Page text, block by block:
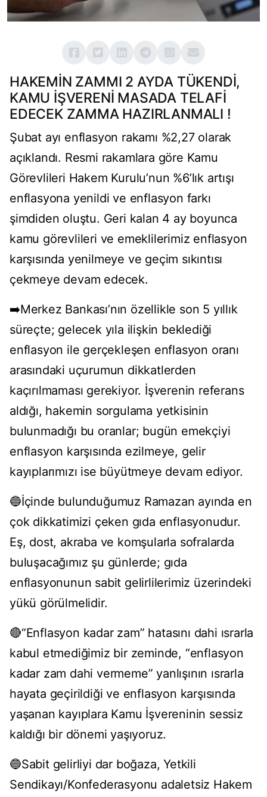
HAKEMİN ZAMMI 2 AYDA TÜKENDİ,
KAMU İŞVERENİ MASADA TELAFİ
EDECEK ZAMMA HAZIRLANMALI !
Şubat ayı enflasyon rakamı %2,27 olarak
açıklandı. Resmi rakamlara göre Kamu
Görevlileri Hakem Kurulu’nun %6’lık artışı
enflasyona yenildi ve enflasyon farkı
şimdiden oluştu. Geri kalan 4 ay boyunca
kamu görevlileri ve emeklilerimiz enflasyon
karşısında yenilmeye ve geçim sıkıntısı
çekmeye devam edecek.
➡️Merkez Bankası’nın özellikle son 5 yıllık
süreçte; gelecek yıla ilişkin beklediği
enflasyon ile gerçekleşen enflasyon oranı
arasındaki uçurumun dikkatlerden
kaçırılmaması gerekiyor. İşverenin referans
aldığı, hakemin sorgulama yetkisinin
bulunmadığı bu oranlar; bugün emekçiyi
enflasyon karşısında ezilmeye, gelir
kayıplarımızı ise büyütmeye devam ediyor.
🔵İçinde bulunduğumuz Ramazan ayında en
çok dikkatimizi çeken gıda enflasyonudur.
Eş, dost, akraba ve komşularla sofralarda
buluşacağımız şu günlerde; gıda
enflasyonunun sabit gelirlilerimiz üzerindeki
yükü görülmelidir.
🔴“Enflasyon kadar zam” hatasını dahi ısrarla
kabul etmediğimiz bir zeminde, “enflasyon
kadar zam dahi vermeme” yanlışının ısrarla
hayata geçirildiği ve enflasyon karşısında
yaşanan kayıplara Kamu İşvereninin sessiz
kaldığı bir dönemi yaşıyoruz.
🔵Sabit gelirliyi dar boğaza, Yetkili
Sendikayı/Konfederasyonu adaletsiz Hakem